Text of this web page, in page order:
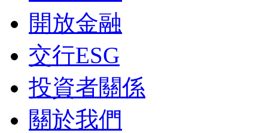
開放金融
交行ESG
投資者關係
關於我們